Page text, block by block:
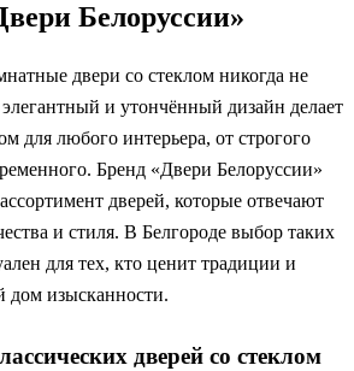
Белоруссии»
двери со стеклом никогда не
и утончённый дизайн делает
для любого интерьера, от строгого
Бренд «Двери Белоруссии»
дверей, которые отвечают
и стиля. В Белгороде выбор таких
для тех, кто ценит традиции и
дом изысканности.
дверей со стеклом